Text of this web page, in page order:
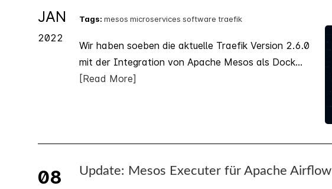
JAN
2022
Tags: mesos microservices software traefik
Wir haben soeben die aktuelle Traefik Version 2.6.0
mit der Integration von Apache Mesos als Dock...
[Read More]
08 Update: Mesos Executer für Apache Airflow